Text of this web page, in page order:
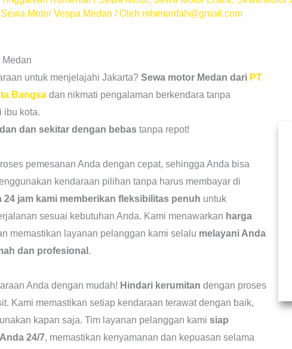
Sewa Motor Vespa Medan / Oleh mbimarifah@gmail.com
Medan
untuk menjelajahi Jakarta? Sewa motor Medan dari PT
Bangsadan nikmati pengalaman berkendara tanpa
ibu kota.
dan sekitar dengan bebastanpa repot!
pemesanan Anda dengan cepat, sehingga Anda bisa
kendaraan pilihan tanpa harus membayar di
24 jam kami memberikan fleksibilitas penuh untuk
sesuai kebutuhan Anda. Kami menawarkan harga
memastikan layanan pelanggan kami selalu melayani Anda
dan profesional .
Anda dengan mudah! Hindari kerumitan dengan proses
Kami memastikan setiap kendaraan terawat dengan baik,
kapan saja. Tim layanan pelanggan kami siap
24/7, memastikan kenyamanan dan kepuasan selama